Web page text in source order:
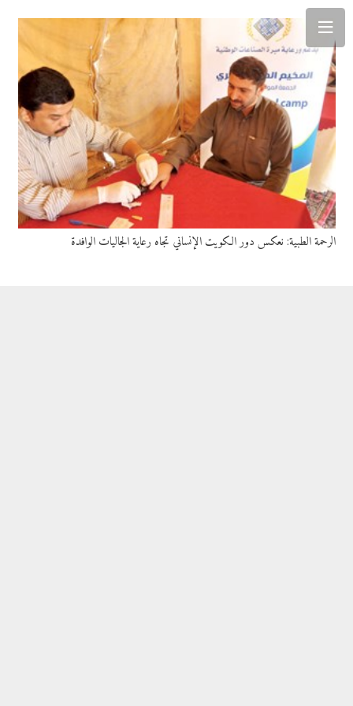
الرحمة الطبية: نعكس دور الكويت الإنساني تجاه رعاية الجاليات الوافدة